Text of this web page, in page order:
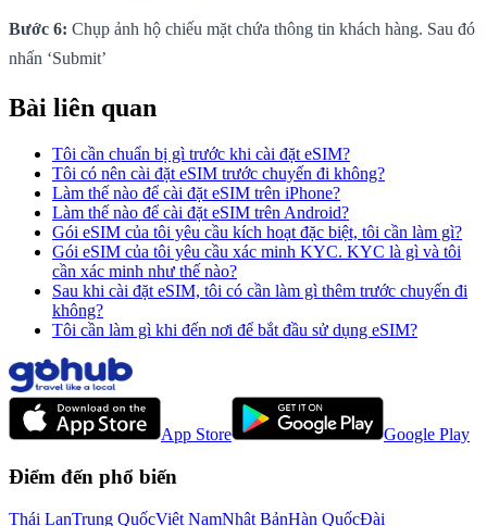
Bước 6: Chụp ảnh hộ chiếu mặt chứa thông tin khách hàng. Sau đó
nhấn ‘Submit’
Bài liên quan
Tôi cần chuẩn bị gì trước khi cài đặt eSIM?
Tôi có nên cài đặt eSIM trước chuyến đi không?
Làm thế nào để cài đặt eSIM trên iPhone?
Làm thế nào để cài đặt eSIM trên Android?
Gói eSIM của tôi yêu cầu kích hoạt đặc biệt, tôi cần làm gì?
Gói eSIM của tôi yêu cầu xác minh KYC. KYC là gì và tôi
cần xác minh như thế nào?
Sau khi cài đặt eSIM, tôi có cần làm gì thêm trước chuyến đi
không?
Tôi cần làm gì khi đến nơi để bắt đầu sử dụng eSIM?
App Store Google Play
Điểm đến phổ biến
Thái LanTrung QuốcViệt NamNhật BảnHàn QuốcĐài